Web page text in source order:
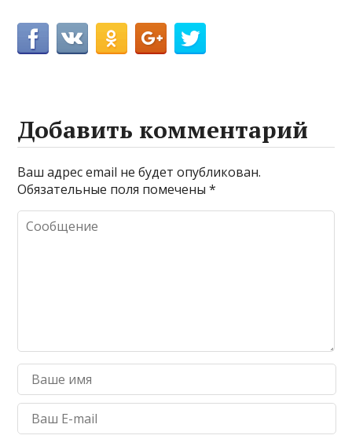
Добавить комментарий
Ваш адрес email не будет опубликован.
Обязательные поля помечены*